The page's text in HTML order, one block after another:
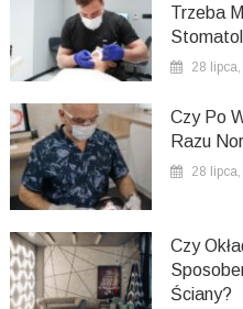
Trzeba
28
Czy Po
Razu
28
Czy
Ściany?